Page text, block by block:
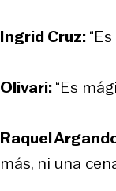
Ingrid Cruz:
Olivari:“Es
Raquel
más, ni una